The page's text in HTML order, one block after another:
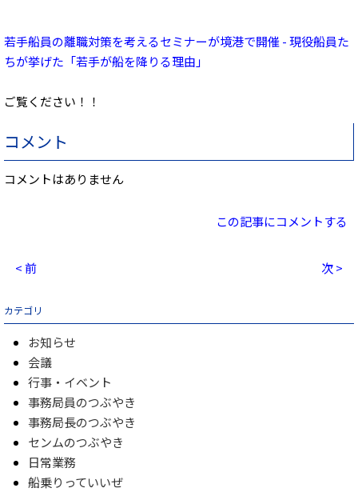
若手船員の離職対策を考えるセミナーが境港で開催 - 現役船員た
ちが挙げた「若手が船を降りる理由」
ご覧ください！！
コメント
コメントはありません
この記事にコメントする
< 前 次 >
カテゴリ
お知らせ
会議
行事・イベント
事務局員のつぶやき
事務局長のつぶやき
センムのつぶやき
日常業務
船乗りっていいぜ